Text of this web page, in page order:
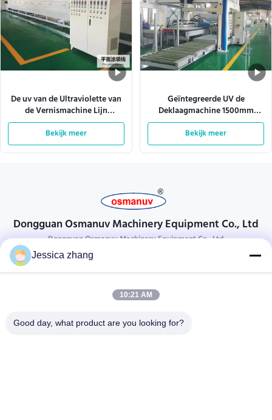
De uv van de Ultraviolette van
de Vernismachine Lijn
Stralendeklaag ISO9001
L10000mm
Bekijk meer
Geïntegreerde UV de
Deklaagmachine 1500mm
Spuitpistool 380VAC van de
Raadslijn
Bekijk meer
Dongguan Osmanuv Machinery Equipment Co., Ltd
Dongguan Osmanuv Machinery Equipment Co., Ltd
Neem contact op.
28 tweede industrieel, wei van Liu chong, Wanjiang, DongGuan,
86-769 -88125248
Jessica zhang
10:21 AM
Good day, what product are you looking for?